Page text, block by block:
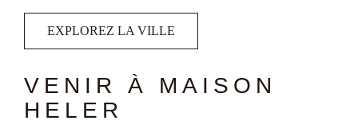
EXPLOREZ LA VILLE
VENIR À MAISON
HELER